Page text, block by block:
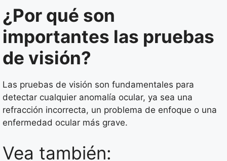
¿Por qué son
importantes las pruebas
de visión?
Las pruebas de visión son fundamentales para
detectar cualquier anomalía ocular, ya sea una
refracción incorrecta, un problema de enfoque o una
enfermedad ocular más grave.
Vea también: